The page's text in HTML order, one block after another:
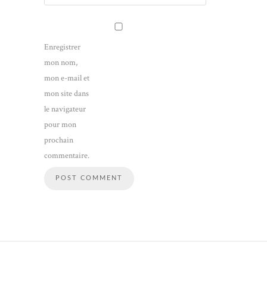
Enregistrer
mon nom,
mon e-mail et
mon site dans
le navigateur
pour mon
prochain
commentaire.